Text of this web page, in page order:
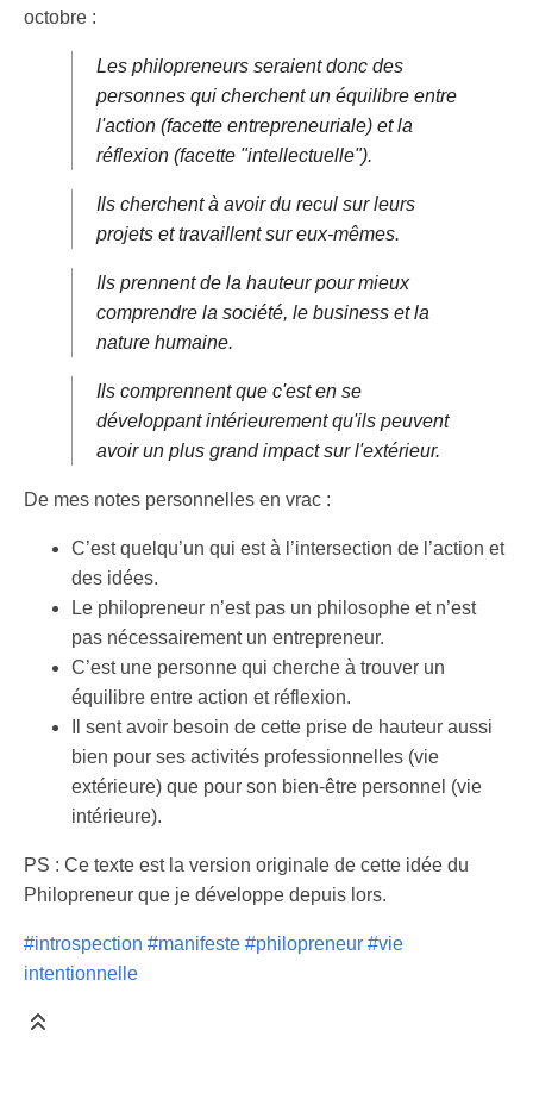
octobre :
Les philopreneurs seraient donc des
personnes qui cherchent un équilibre entre
l'action (facette entrepreneuriale) et la
réflexion (facette "intellectuelle").
Ils cherchent à avoir du recul sur leurs
projets et travaillent sur eux-mêmes.
Ils prennent de la hauteur pour mieux
comprendre la société, le business et la
nature humaine.
Ils comprennent que c'est en se
développant intérieurement qu'ils peuvent
avoir un plus grand impact sur l'extérieur.
De mes notes personnelles en vrac :
C’est quelqu’un qui est à l’intersection de l’action et
des idées.
Le philopreneur n’est pas un philosophe et n’est
pas nécessairement un entrepreneur.
C’est une personne qui cherche à trouver un
équilibre entre action et réflexion.
Il sent avoir besoin de cette prise de hauteur aussi
bien pour ses activités professionnelles (vie
extérieure) que pour son bien-être personnel (vie
intérieure).
PS : Ce texte est la version originale de cette idée du
Philopreneur que je développe depuis lors.
#introspection #manifeste #philopreneur #vie
intentionnelle